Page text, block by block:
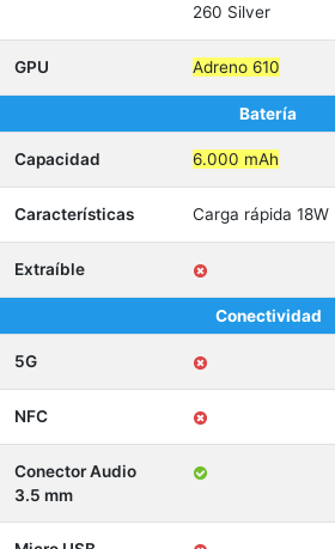
260 Silver
GPU Adreno 610
Batería
Capacidad 6.000 mAh
Características Carga rápida 18W
Extraíble
Conectividad
5G
NFC
Conector Audio
3.5 mm